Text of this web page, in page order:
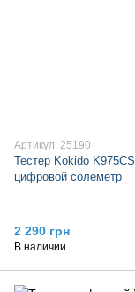
Артикул: 25190
Тестер Kokido K975CS
цифровой солеметр
2 290 грн
В наличии